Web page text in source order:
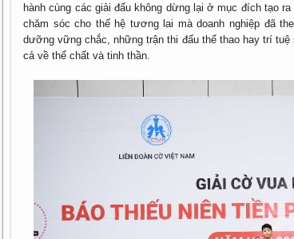
hành cùng các giải đấu không dừng lại ở mục đích tạo
chăm sóc cho thế hệ tương lai mà doanh nghiệp đã
dưỡng vững chắc, những trận thi đấu thể thao hay trí tuệ
cả về thể chất và tinh thần.